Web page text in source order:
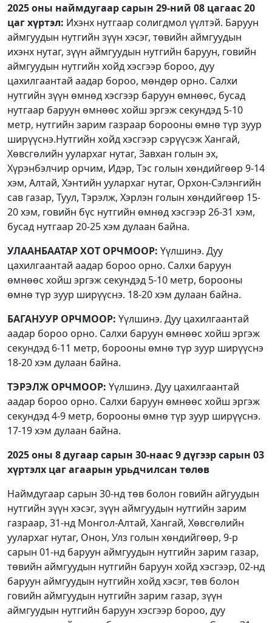
2025 оны наймдугаар сарын 29-ний 08 цагаас 20
цаг хүртэл: Ихэнх нутгаар солигдмол үүлтэй. Баруун
аймгуудын нутгийн зүүн хэсэг, төвийн аймгуудын
ихэнх нутаг, зүүн аймгуудын нутгийн баруун, говийн
аймгуудын нутгийн хойд хэсгээр бороо, дуу
цахилгаантай аадар бороо, мөндөр орно. Салхи
нутгийн зүүн өмнөд хэсгээр баруун өмнөөс, бусад
нутгаар баруун өмнөөс хойш эргэж секундэд 5-10
метр, нутгийн зарим газраар борооны өмнө түр зуур
ширүүснэ.Нутгийн хойд хэсгээр сэрүүсэж Хангай,
Хөвсгөлийн уулархаг нутаг, Завхан голын эх,
Хүрэнбэлчир орчим, Идэр, Тэс голын хөндийгөөр 9-14
хэм, Алтай, Хэнтийн уулархаг нутаг, Орхон-Сэлэнгийн
сав газар, Туул, Тэрэлж, Хэрлэн голын хөндийгөөр 15-
20 хэм, говийн бүс нутгийн өмнөд хэсгээр 26-31 хэм,
бусад нутгаар 20-25 хэм дулаан байна.
УЛААНБААТАР ХОТ ОРЧМООР: Үүлшинэ. Дуу
цахилгаантай аадар бороо орно. Салхи баруун
өмнөөс хойш эргэж секундэд 5-10 метр, борооны
өмнө түр зуур ширүүснэ. 18-20 хэм дулаан байна.
БАГАНУУР ОРЧМООР: Үүлшинэ. Дуу цахилгаантай
аадар бороо орно. Салхи баруун өмнөөс хойш эргэж
секундэд 6-11 метр, борооны өмнө түр зуур ширүүснэ
18-20 хэм дулаан байна.
ТЭРЭЛЖ ОРЧМООР: Үүлшинэ. Дуу цахилгаантай
аадар бороо орно. Салхи баруун өмнөөс хойш эргэж
секундэд 4-9 метр, борооны өмнө түр зуур ширүүснэ.
17-19 хэм дулаан байна.
2025 оны 8 дугаар сарын 30-наас 9дүгээр сарын 03
хүртэлх цаг агаарын урьдчилсан төлөв
Наймдугаар сарын 30-нд төв болон говийн айгуудын
нутгийн зүүн хэсэг, зүүн аймгуудын нутгийн зарим
газраар, 31-нд Монгол-Алтай, Хангай, Хөвсгөлийн
уулархаг нутаг, Онон, Улз голын хөндийгөөр, 9-р
сарын 01-нд баруун аймгуудын нутгийн зарим газар,
төвийн аймгуудын нутгийн баруун хойд хэсгээр, 02-нд
баруун аймгуудын нутгийн хойд хэсэг, төв болон
говийн аймгуудын нутгийн зарим газар, зүүн
аймгуудын нутгийн баруун хэсгээр бороо, дуу